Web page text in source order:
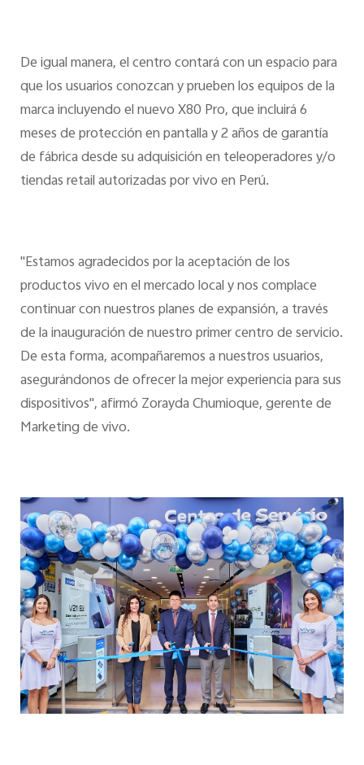
De igual manera, el centro contará con un espacio para
que los usuarios conozcan y prueben los equipos de la
marca incluyendo el nuevo X80 Pro, que incluirá 6
meses de protección en pantalla y 2 años de garantía
de fábrica desde su adquisición en teleoperadores y/o
tiendas retail autorizadas por vivo en Perú.
"Estamos agradecidos por la aceptación de los
productos vivo en el mercado local y nos complace
continuar con nuestros planes de expansión, a través
de la inauguración de nuestro primer centro de servicio.
De esta forma, acompañaremos a nuestros usuarios,
asegurándonos de ofrecer la mejor experiencia para sus
dispositivos", afirmó Zorayda Chumioque, gerente de
Marketing de vivo.